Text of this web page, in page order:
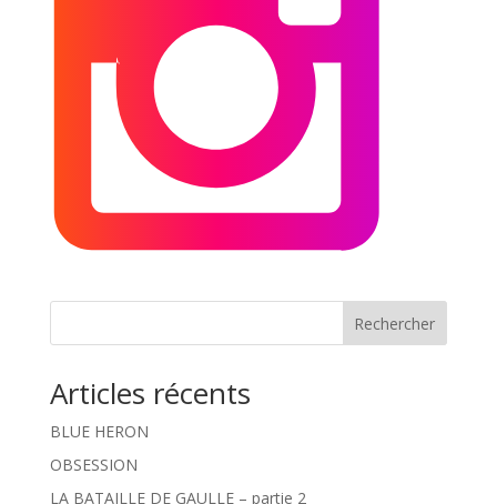
Rechercher
Articles récents
BLUE HERON
OBSESSION
LA BATAILLE DE GAULLE – partie 2